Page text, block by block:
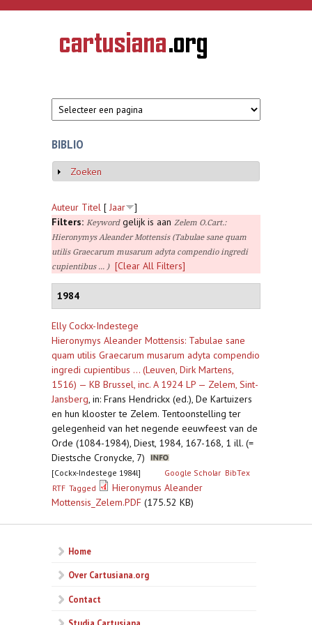
Overslaan en naar de inhoud gaan
CARTUSIANA
Geschiedenis
van de
BIBLIO
Weergeven
Zoeken
Auteur Titel [ Jaar
]
Filters: Keywordgelijk is aan Zelem O.Cart.:
Hieronymys Aleander Mottensis (Tabulae sane quam
utilis Graecarum musarum adyta compendio ingredi
cupientibus ... )
[Clear All Filters]
1984
Elly Cockx-Indestege
Hieronymys Aleander Mottensis: Tabulae sane
quam utilis Graecarum musarum adyta compendio
ingredi cupientibus ... (Leuven, Dirk Martens,
1516) — KB Brussel, inc. A 1924 LP — Zelem, Sint-
Jansberg, in: Frans Hendrickx (ed.), De Kartuizers
en hun klooster te Zelem. Tentoonstelling ter
gelegenheid van het negende eeuwfeest van de
Orde (1084-1984), Diest, 1984, 167-168, 1 ill. (=
Diestsche Cronycke, 7)
[Cockx-Indestege 1984l] Google Scholar BibTex
RTF Tagged
Hieronymus Aleander
Mottensis_Zelem.PDF (175.52 KB)
Home
Over Cartusiana.org
Contact